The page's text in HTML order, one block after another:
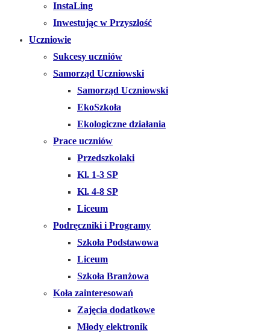
InstaLing
Inwestując w Przyszłość
Uczniowie
Sukcesy uczniów
Samorząd Uczniowski
Samorząd Uczniowski
EkoSzkoła
Ekologiczne działania
Prace uczniów
Przedszkolaki
Kl. 1-3 SP
Kl. 4-8 SP
Liceum
Podręczniki i Programy
Szkoła Podstawowa
Liceum
Szkoła Branżowa
Koła zainteresowań
Zajęcia dodatkowe
Młody elektronik